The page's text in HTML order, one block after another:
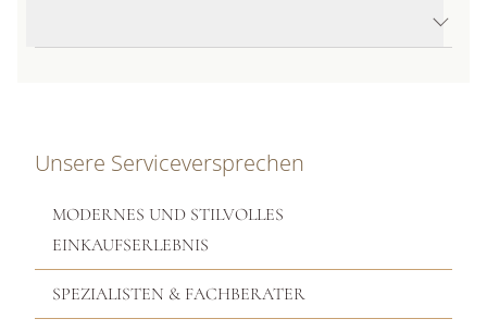
Unsere Serviceversprechen
MODERNES UND STILVOLLES
EINKAUFSERLEBNIS
SPEZIALISTEN & FACHBERATER